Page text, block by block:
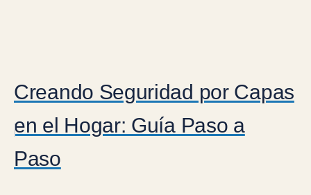
Creando Seguridad por Capas
en el Hogar: Guía Paso a
Paso